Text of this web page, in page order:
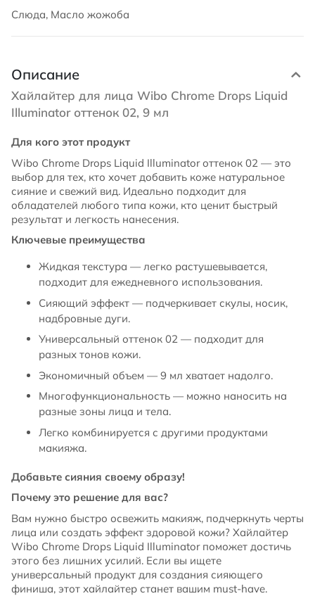
Слюда, Масло жожоба
Описание
Хайлайтер для лица Wibo Chrome Drops Liquid
Illuminator оттенок 02, 9 мл
Для кого этот продукт
Wibo Chrome Drops Liquid Illuminator оттенок 02 — это
выбор для тех, кто хочет добавить коже натуральное
сияние и свежий вид. Идеально подходит для
обладателей любого типа кожи, кто ценит быстрый
результат и легкость нанесения.
Ключевые преимущества
Жидкая текстура — легко растушевывается,
подходит для ежедневного использования.
Сияющий эффект — подчеркивает скулы, носик,
надбровные дуги.
Универсальный оттенок 02 — подходит для
разных тонов кожи.
Экономичный объем — 9 мл хватает надолго.
Многофункциональность — можно наносить на
разные зоны лица и тела.
Легко комбинируется с другими продуктами
макияжа.
Добавьте сияния своему образу!
Почему это решение для вас?
Вам нужно быстро освежить макияж, подчеркнуть черты
лица или создать эффект здоровой кожи? Хайлайтер
Wibo Chrome Drops Liquid Illuminator поможет достичь
этого без лишних усилий. Если вы ищете
универсальный продукт для создания сияющего
финиша, этот хайлайтер станет вашим must-have.